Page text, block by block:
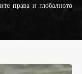
права и глобалното